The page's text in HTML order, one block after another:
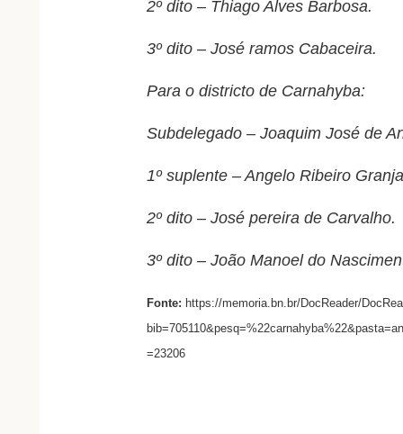
2º dito – Thiago Alves Barbosa.
3º dito – José ramos Cabaceira.
Para o districto de Carnahyba:
Subdelegado – Joaquim José de
1º suplente – Angelo Ribeiro
2º dito – José pereira de Carvalho.
3º dito – João Manoel do
Fonte: https://memoria.bn.br/DocReader/
=23206